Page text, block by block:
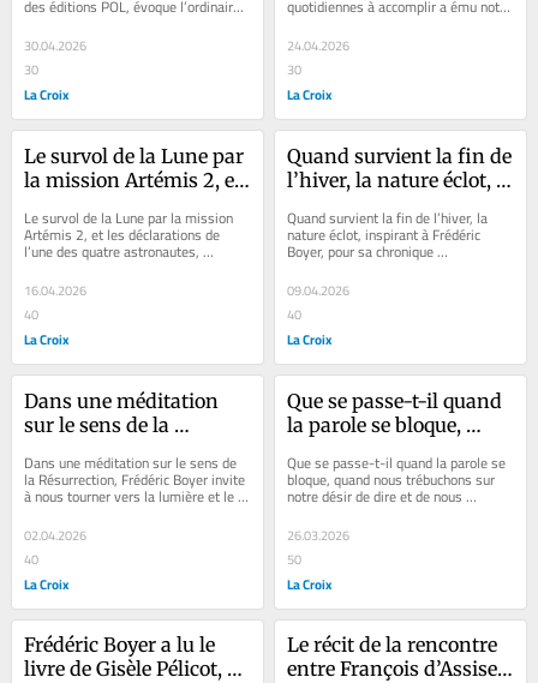
POL, évoque l’ordinaire
métier d’éditeur, placé
sous les feux de
l’actualité en raison de
l’éviction brutale du
patron des Éditions
Grasset par Vincent
des éditions POL, évoque l’ordinaire
et les richesses du métier...
30.04.2026
30
La Croix
accomplir a ému notre
Boyer, tant ils font
resurgir des vies
oubliées, à l’ombre de la
grande histoire.
quotidiennes à accomplir a ému notre
chroniqueur Frédéric Boyer, tant...
24.04.2026
30
La Croix
Le survol de la Lune par
la mission Artémis 2, et
des quatre astronautes,
inspirent à Frédéric
chronique
hebdomadaire, une
réflexion sur la
nécessité de protéger…
notre planète.
Le survol de la Lune par la mission
Artémis 2, et les déclarations de
l’une des quatre astronautes,
inspirent à Frédéric Boyer, dans sa...
16.04.2026
40
La Croix
Quand survient la fin de
l’hiver, la nature éclot,
Boyer, pour sa
chronique
méditation sur le
triomphe de la vie,
fragile et lumineuse.
Quand survient la fin de l’hiver, la
nature éclot, inspirant à Frédéric
Boyer, pour sa chronique
hebdomadaire, une méditation sur le
triomphe...
09.04.2026
40
La Croix
Dans une méditation
sur le sens de la
Boyer invite à nous
tourner vers la lumière
céder au chagrin et
l’accablement après la
mort du Christ.
Dans une méditation sur le sens de
la Résurrection, Frédéric Boyer invite
à nous tourner vers la lumière et le
02.04.2026
40
La Croix
Que se passe-t-il quand
la parole se bloque,
sur notre désir de dire et
de nous raconter aux
Frédéric Boyer en parle,
justement, dans sa
chronique
hebdomadaire, en y
mêlant des souvenirs
personnels.
Que se passe-t-il quand la parole se
bloque, quand nous trébuchons sur
notre désir de dire et de nous
Frédéric...
26.03.2026
50
La Croix
Frédéric Boyer a lu le
livre de Gisèle Pélicot, «
Le récit de la rencontre
entre François d’Assise